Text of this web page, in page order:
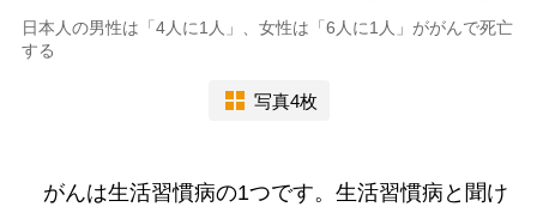
日本人の男性は「4人に1人」、女性は「6人に1人」ががんで死亡
する
写真4枚
がんは生活習慣病の1つです。生活習慣病と聞け